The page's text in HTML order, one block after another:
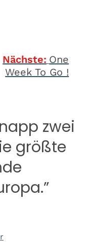
Nächste: One
Week To Go !
zwei
größte
”